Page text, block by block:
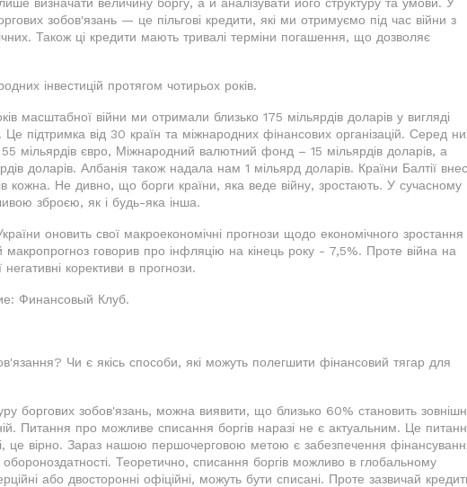
зобов'язань — це пільгові кредити, які ми отримуємо під час війни з
Також ці кредити мають тривалі терміни погашення, що дозволяє
інвестицій протягом чотирьох років.
масштабної війни ми отримали близько 175 мільярдів доларів у вигляді
підтримка від 30 країн та міжнародних фінансових організацій. Серед
мільярдів євро, Міжнародний валютний фонд – 15 мільярдів доларів, а
доларів. Албанія також надала нам 1 мільярд доларів. Країни Балтії
кожна. Не дивно, що борги країни, яка веде війну, зростають. У сучасному
зброєю, як і будь-яка інша.
оновить свої макроекономічні прогнози щодо економічного зростання
макропрогноз говорив про інфляцію на кінець року - 7,5%. Проте війна на
корективи в прогнози.
Финансовый Клуб.
Чи є якісь способи, які можуть полегшити фінансовий тягар для
боргових зобов'язань, можна виявити, що близько 60% становить
Питання про можливе списання боргів наразі не є актуальним. Це
це вірно. Зараз нашою першочерговою метою є забезпечення
Теоретично, списання боргів можливо в глобальному
або двосторонні офіційні, можуть бути списані. Проте зазвичай